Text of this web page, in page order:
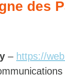
des
– https://